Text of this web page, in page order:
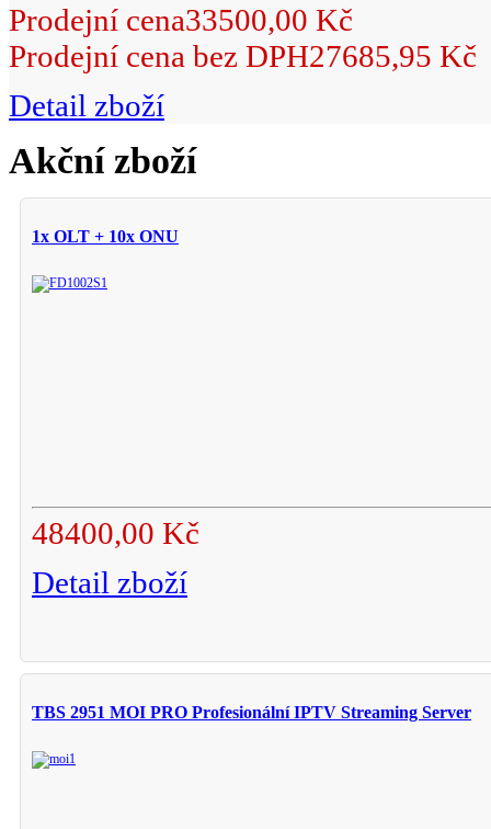
Prodejní cena33500,00 Kč
Prodejní cena bez DPH27685,95 Kč
Detail zboží
Akční zboží
1x OLT + 10x ONU
48400,00 Kč
Detail zboží
TBS 2951 MOI PRO Profesionální IPTV Streaming Server